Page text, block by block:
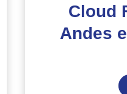
Cloud
Andes